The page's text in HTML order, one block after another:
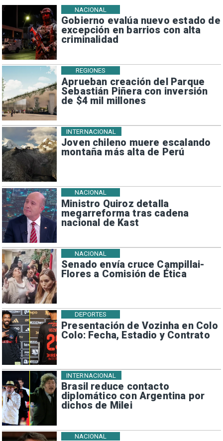
Gobierno evalúa nuevo estado de
excepción en barrios con alta
criminalidad
NACIONAL
Aprueban creación del Parque
Sebastián Piñera con inversión
de $4 mil millones
REGIONES
Joven chileno muere escalando
montaña más alta de Perú
INTERNACIONAL
Ministro Quiroz detalla
megarreforma tras cadena
nacional de Kast
NACIONAL
Senado envía cruce Campillai-
Flores a Comisión de Ética
NACIONAL
Presentación de Vozinha en Colo
Colo: Fecha, Estadio y Contrato
DEPORTES
Brasil reduce contacto
diplomático con Argentina por
dichos de Milei
INTERNACIONAL
NACIONAL